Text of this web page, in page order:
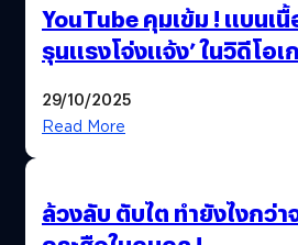
YouTube คุมเข้ม ! แบนเนื้
รุนแรงโจ่งแจ้ง’ ในวิดีโอเ
29/10/2025
Read More
ล้วงลับ ตับไต ทำยังไงกว่า